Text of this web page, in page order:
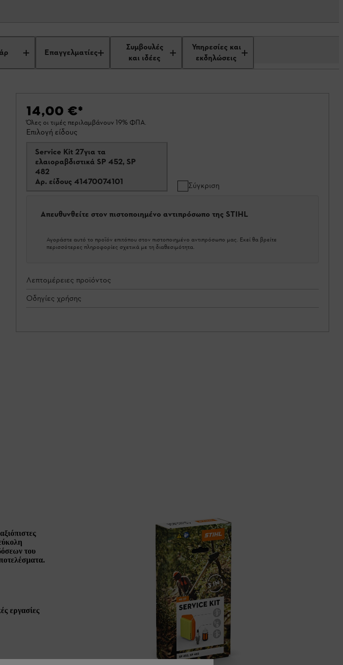
Επαγγελματίες
Συμβουλές
και ιδέες
Υπηρεσίες και
εκδηλώσεις
14,00 €*
Όλες οι τιμές περιλαμβάνουν 19% ΦΠΑ.
Επιλογή είδους
Service Kit 27για τα
ελαιοραβδιστικά SP 452, SP
482
Αρ. είδους 41470074101 Σύγκριση
Απευθυνθείτε στον πιστοποιημένο αντιπρόσωπο της STIHL
Αγοράστε αυτό το προϊόν επιτόπου στον πιστοποιημένο αντιπρόσωπο μας. Εκεί θα βρείτε
περισσότερες πληροφορίες σχετικά με τη διαθεσιμότητα.
Λεπτομέρειες προϊόντος
Οδηγίες χρήσης
αξιόπιστες
του
εργασίες